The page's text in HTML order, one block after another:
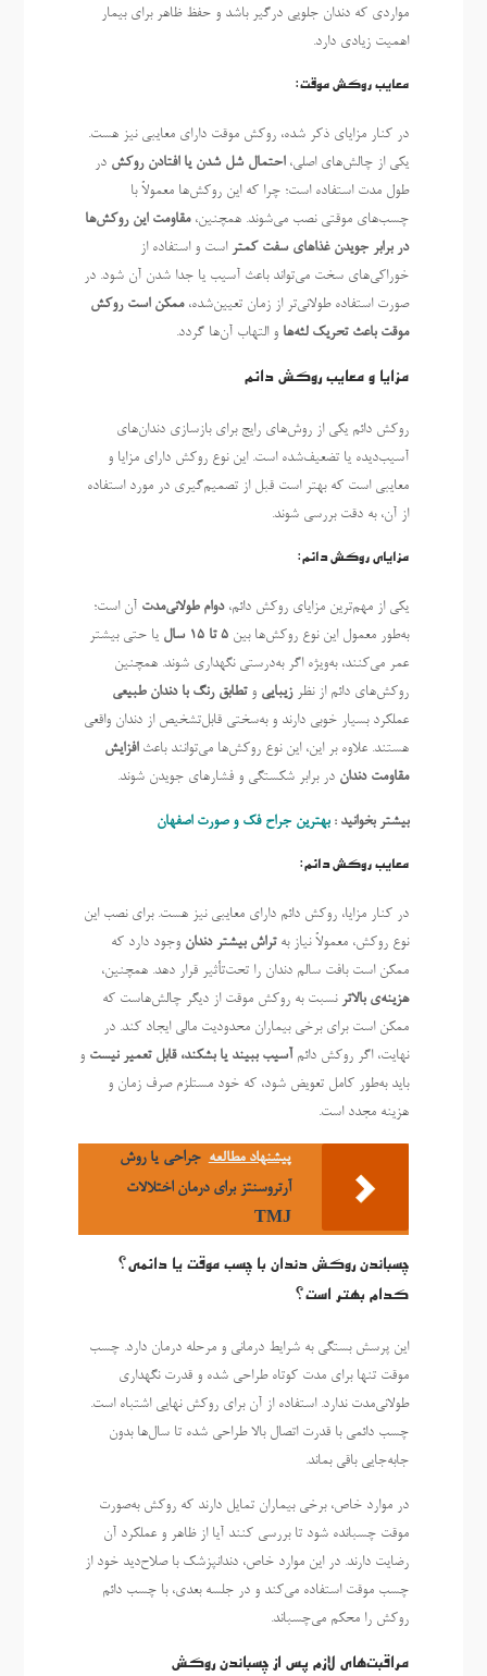
مواردی که دندان جلویی درگیر باشد و حفظ ظاهر برای بیمار
اهمیت زیادی دارد.
معایب روکش موقت:
در کنار مزایای ذکر شده، روکش موقت دارای معایبی نیز هست.
یکی از چالش‌های اصلی،احتمال شل شدن یا افتادن روکش در
طول مدت استفاده است؛ چرا که این روکش‌ها معمولاً با
چسب‌های موقتی نصب می‌شوند. همچنین،مقاومت این روکش‌ها
در برابر جویدن غذاهای سفت کمتر است و استفاده از
خوراکی‌های سخت می‌تواند باعث آسیب یا جدا شدن آن شود. در
صورت استفاده طولانی‌تر از زمان تعیین‌شده،ممکن است روکش
موقت باعث تحریک لثه‌ها و التهاب آن‌ها گردد.
مزایا و معایب روکش دائم
روکش دائم یکی از روش‌های رایج برای بازسازی دندان‌های
آسیب‌دیده یا تضعیف‌شده است. این نوع روکش دارای مزایا و
معایبی است که بهتر است قبل از تصمیم‌گیری در مورد استفاده
از آن، به دقت بررسی شوند.
مزایای روکش دائم:
یکی از مهم‌ترین مزایای روکش دائم،دوام طولانی‌مدت آن است؛
به‌طور معمول این نوع روکش‌ها بین ۵ تا ۱۵ سال
یا حتی بیشتر
عمر می‌کنند، به‌ویژه اگر به‌درستی نگهداری شوند. همچنین
روکش‌های دائم از نظرزیبایی وتطابق رنگ با دندان طبیعی
عملکرد بسیار خوبی دارند و به‌سختی قابل‌تشخیص از دندان واقعی
هستند. علاوه بر این، این نوع روکش‌ها می‌توانند باعثافزایش
مقاومت دندان در برابر شکستگی و فشارهای جویدن شوند.
بیشتر بخوانید :بهترین جراح فک و صورت اصفهان
معایب روکش دائم:
در کنار مزایا، روکش دائم دارای معایبی نیز هست. برای نصب این
نوع روکش، معمولاً نیاز بهتراش بیشتر دندان وجود دارد که
ممکن است بافت سالم دندان را تحت‌تأثیر قرار دهد. همچنین،
هزینه‌ی بالاتر نسبت به روکش موقت از دیگر چالش‌هاست که
ممکن است برای برخی بیماران محدودیت مالی ایجاد کند. در
نهایت، اگر روکش دائم آسیب ببیند یا بشکند، قابل تعمیر نیست و
باید به‌طور کامل تعویض شود، که خود مستلزم صرف زمان و
هزینه مجدد است.
پیشنهاد مطالعه جراحی یا روش
آرتروسنتز برای درمان اختلالات
TMJ
چسباندن روکش دندان با چسب موقت یا دائمی؟
کدام بهتر است؟
این پرسش بستگی به شرایط درمانی و مرحله درمان دارد. چسب
موقت تنها برای مدت کوتاه طراحی شده و قدرت نگهداری
طولانی‌مدت ندارد. استفاده از آن برای روکش نهایی اشتباه است.
چسب دائمی با قدرت اتصال بالا طراحی شده تا سال‌ها بدون
جابه‌جایی باقی بماند.
در موارد خاص، برخی بیماران تمایل دارند که روکش به‌صورت
موقت چسبانده شود تا بررسی کنند آیا از ظاهر و عملکرد آن
رضایت دارند. در این موارد خاص، دندانپزشک با صلاح‌دید خود از
چسب موقت استفاده می‌کند و در جلسه بعدی، با چسب دائم
روکش را محکم می‌چسباند.
مراقبت‌های لازم پس از چسباندن روکش